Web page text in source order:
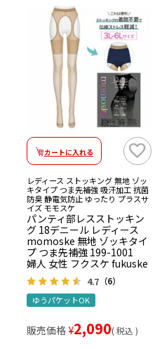
カートに入れる
レディース ストッキング 無地 ゾッ
キタイプ つま先補強 吸汗加工 抗菌
防臭 静電気防止 ゆったり プラスサ
イズ モモスケ
パンティ部レスストッキン
グ 18デニール レディース
momoske 無地 ゾッキタイ
プ つま先補強 199-1001
婦人 女性 フクスケ fukuske
4.7 （6）
ゆうパケットOK
販売価格 ¥2,090 税込